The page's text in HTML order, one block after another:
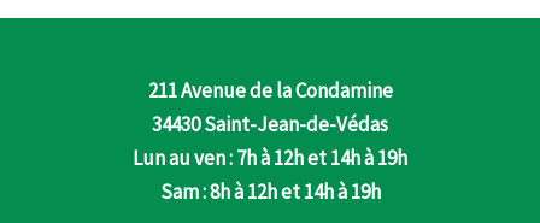
211 Avenue de la Condamine
34430 Saint-Jean-de-Védas
Lun au ven : 7h à 12h et 14h à 19h
Sam : 8h à 12h et 14h à 19h